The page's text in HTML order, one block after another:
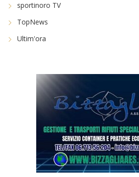
sportinoro TV
TopNews
Ultim'ora